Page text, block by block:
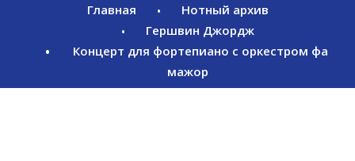
Главная
Нотный архив
Гершвин Джордж
Концерт для фортепиано с оркестром фа
мажор